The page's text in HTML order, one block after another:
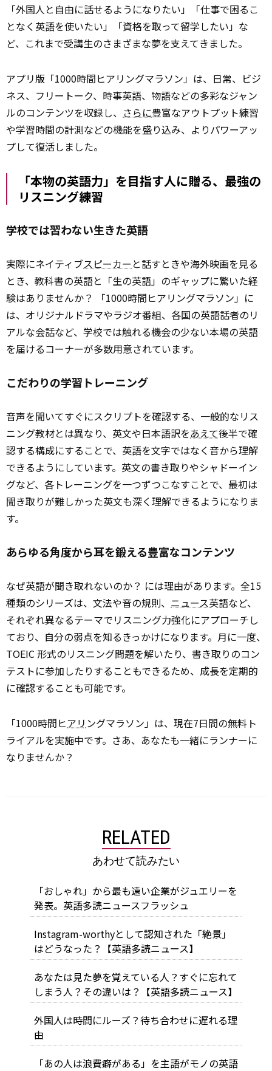
「外国人と自由に話せるようになりたい」「仕事で困るこ
となく英語を使いたい」「資格を取って留学したい」な
ど、これまで受講生のさまざまな夢を支えてきました。
アプリ版「1000時間ヒアリングマラソン」は、日常、ビジ
ネス、フリートーク、時事英語、物語などの多彩なジャン
ルのコンテンツを収録し、 さらに豊富なアウトプット練習
や学習時間の計測などの機能を盛り込み、よりパワーアッ
プして復活しました。
「本物の英語力」を目指す人に贈る、最強の
リスニング練習
学校では習わない生きた英語
実際にネイティブスピーカー と話すときや海外映画を見る
とき、教科書の英語と「生の英語」のギャップに驚いた経
験はありませんか？ 「1000時間ヒアリングマラソン」に
は、オリジナルドラマやラジオ番組、各国の英語話者のリ
アルな会話など、学校では触れる機会の少ない本場の英語
を届けるコーナーが多数用意されています。
こだわりの学習トレーニング
音声を聞いてすぐにスクリプトを確認する、一般的なリス
ニング教材とは異なり、英文や日本語訳をあえて後半で確
認する構成にすることで、英語を文字ではなく音から理解
できるようにしています。英文の書き取りやシャドーイン
グなど、各トレーニングを一つずつこなすことで、最初は
聞き取りが難しかった英文も深く理解できるようになりま
す。
あらゆる角度から耳を鍛える豊富なコンテンツ
なぜ英語が聞き取れないのか？ には理由があります。全15
種類のシリーズは、文法や音の規則、 ニュース英語など、
それぞれ異なるテーマでリスニング力強化にアプローチし
ており、自分の弱点を知るきっかけになります。月に一度、
TOEIC 形式のリスニング問題を解いたり、書き取りのコン
テストに参加したりすることもできるため、成長を定期的
に確認することも可能です。
「1000時間ヒアリ ングマラソン」は、現在7日間の無料ト
ライアルを実施中です。さあ、あなたも一緒にランナーに
なりませんか？
RELATED
あわせて読みたい
「おしゃれ」から最も遠い企業がジュエリーを
発表。英語多読ニュースフラッシュ
Instagram-worthyとして認知された「絶景」
はどうなった？【英語多読ニュース】
あなたは見た夢を覚えている人？すぐに忘れて
しまう人？その違いは？【英語多読ニュース】
外国人は時間にルーズ？待ち合わせに遅れる理
由
「あの人は浪費癖がある」を主語がモノの英語